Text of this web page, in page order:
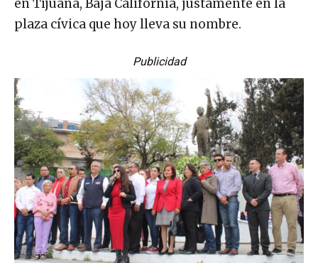
plaza cívica que hoy lleva su nombre.
Publicidad